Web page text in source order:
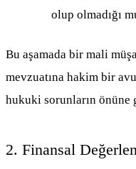
olup olmadığı
Bu aşamada bir mali
mevzuatına hakim bir
hukuki sorunların önüne
2. Finansal